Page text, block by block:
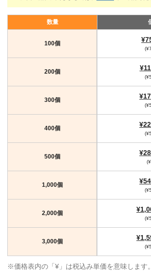
数量
100個
200個
300個
400個
500個
1,000個
2,000個
3,000個
※価格表内の「¥」は税込み単価を意味します。